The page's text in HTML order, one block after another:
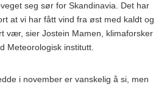
seg sør for Skandinavia. Det har
at vi har fått vind fra øst med kaldt og
vær, sier Jostein Mamen, klimaforsker
Meteorologisk institutt.
i november er vanskelig å si, men